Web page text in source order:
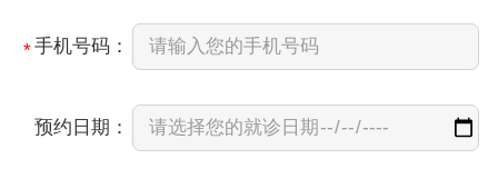
*手机号码：
预约日期：